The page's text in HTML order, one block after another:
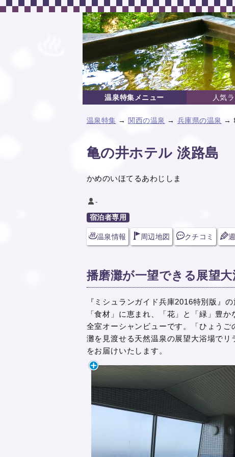
温泉特集メニュー 人気
温泉特集 → 関西の温泉 → 兵庫県の温泉 →
亀の井ホテル 淡路島
かめのいほてるあわじしま
-
宿泊者専用
温泉情報 周辺地図 クチコミ
播磨灘が一望できる展望
『ミシュランガイド兵庫2016特別版』
「食材」に恵まれ、「花」と「緑」豊
全室オーシャンビューです。「ひょう
灘を見渡せる天然温泉の展望大浴場で
をお届けいたします。